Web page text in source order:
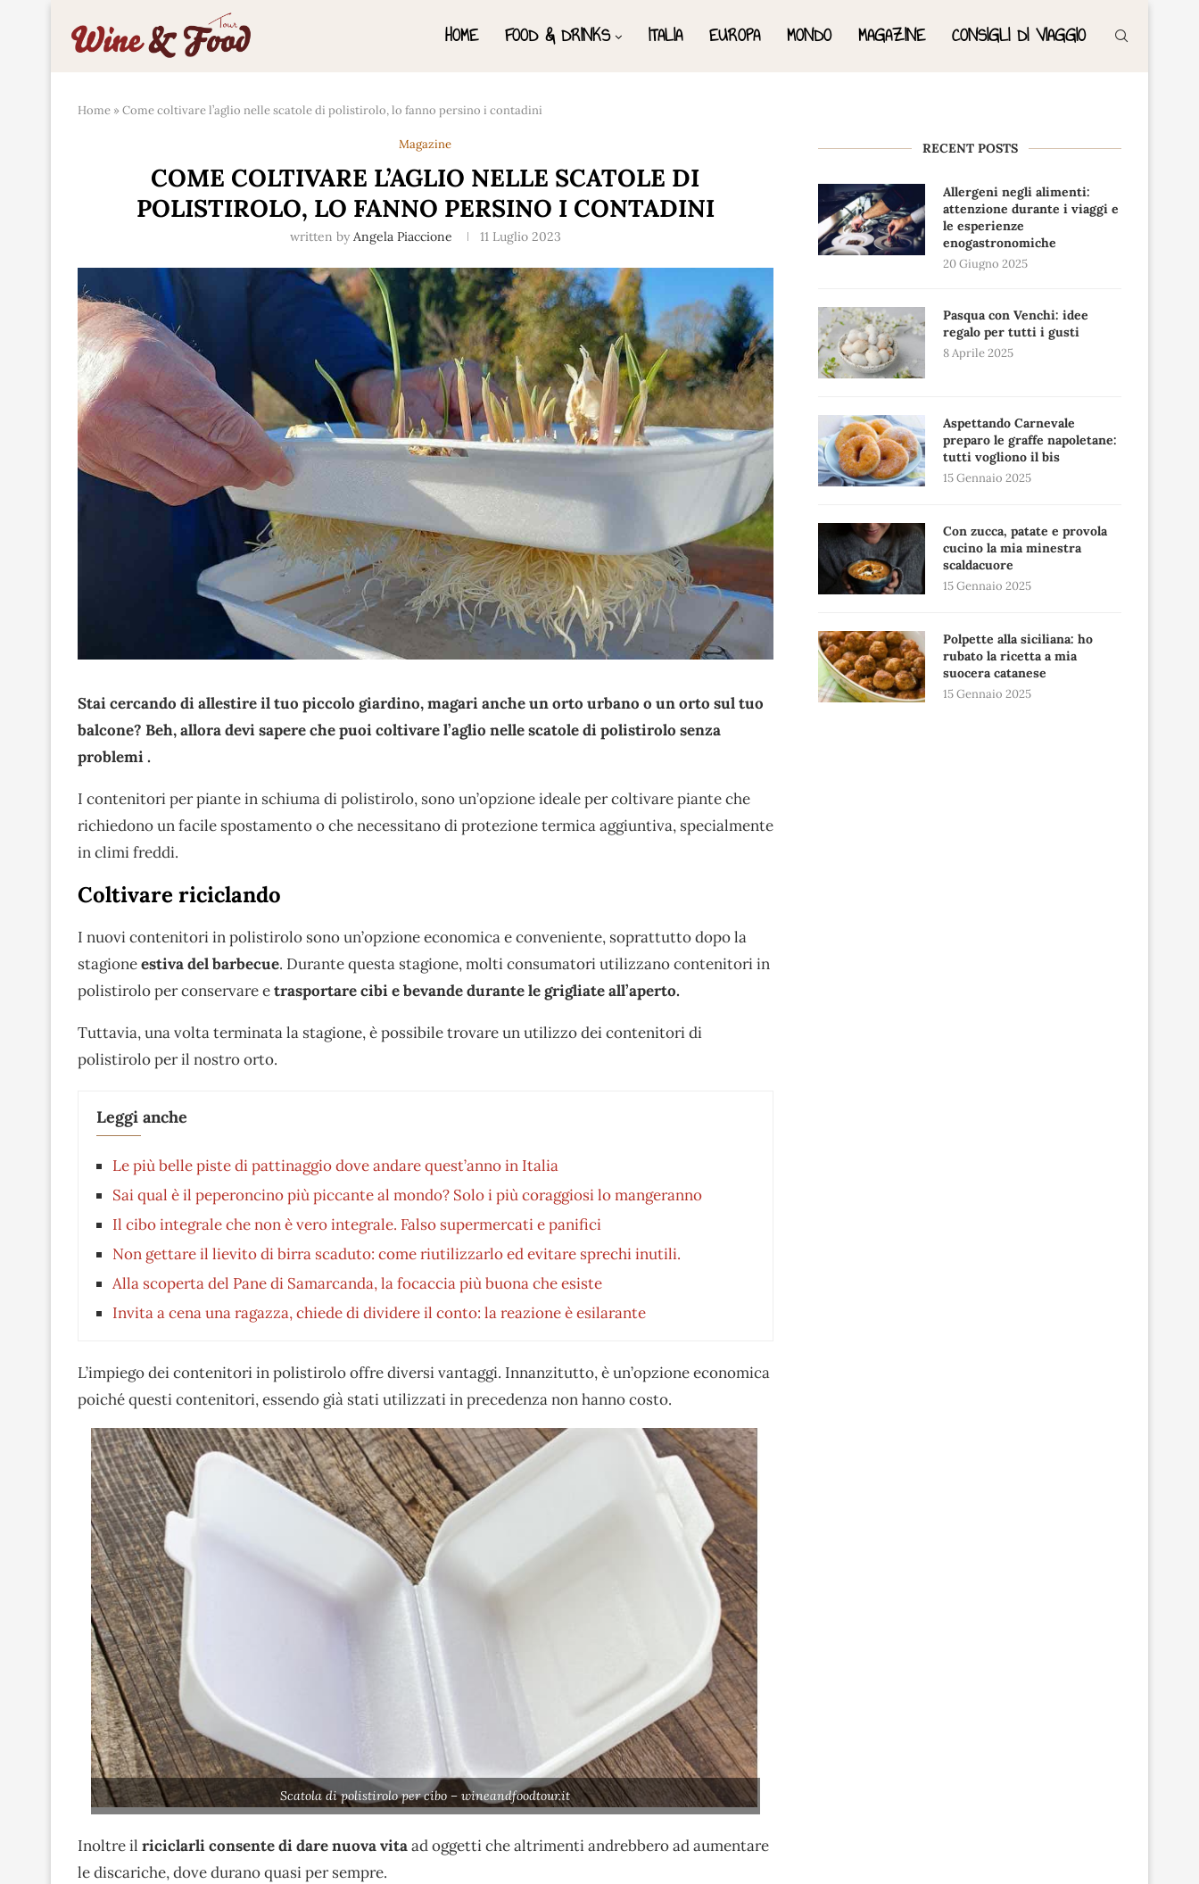
HOME FOOD & DRINKS ITALIA EUROPA MONDO MAGAZINE CONSIGLI DI VIAGGIO
Home »Come coltivare l’aglio nelle scatole di polistirolo, lo fanno persino i contadini
Magazine
COME COLTIVARE L’AGLIO NELLE SCATOLE DI
POLISTIROLO, LO FANNO PERSINO I CONTADINI
written by Angela Piaccione 11 Luglio 2023
Stai cercando di allestire il tuo piccolo giardino, magari anche un orto urbano o un orto sul tuo
balcone? Beh, allora devi sapere che puoi coltivare l’aglio nelle scatole di polistirolo senza
problemi .
I contenitori per piante in schiuma di polistirolo, sono un’opzione ideale per coltivare piante che
richiedono un facile spostamento o che necessitano di protezione termica aggiuntiva, specialmente
in climi freddi.
Coltivare riciclando
I nuovi contenitori in polistirolo sono un’opzione economica e conveniente, soprattutto dopo la
stagioneestiva del barbecue. Durante questa stagione, molti consumatori utilizzano contenitori in
polistirolo per conservare etrasportare cibi e bevande durante le grigliate all’aperto.
Tuttavia, una volta terminata la stagione, è possibile trovare un utilizzo dei contenitori di
polistirolo per il nostro orto.
Leggi anche
Le più belle piste di pattinaggio dove andare quest’anno in Italia
Sai qual è il peperoncino più piccante al mondo? Solo i più coraggiosi lo mangeranno
Il cibo integrale che non è vero integrale. Falso supermercati e panifici
Non gettare il lievito di birra scaduto: come riutilizzarlo ed evitare sprechi inutili.
Alla scoperta del Pane di Samarcanda, la focaccia più buona che esiste
Invita a cena una ragazza, chiede di dividere il conto: la reazione è esilarante
L’impiego dei contenitori in polistirolo offre diversi vantaggi. Innanzitutto, è un’opzione economica
poiché questi contenitori, essendo già stati utilizzati in precedenza non hanno costo.
Scatola di polistirolo per cibo – wineandfoodtour.it
Inoltre il riciclarli consente di dare nuova vitaad oggetti che altrimenti andrebbero ad aumentare
le discariche, dove durano quasi per sempre.
RECENT POSTS
Allergeni negli alimenti:
attenzione durante i viaggi e
le esperienze
enogastronomiche
20 Giugno 2025
Pasqua con Venchi: idee
regalo per tutti i gusti
8 Aprile 2025
Aspettando Carnevale
preparo le graffe napoletane:
tutti vogliono il bis
15 Gennaio 2025
Con zucca, patate e provola
cucino la mia minestra
scaldacuore
15 Gennaio 2025
Polpette alla siciliana: ho
rubato la ricetta a mia
suocera catanese
15 Gennaio 2025